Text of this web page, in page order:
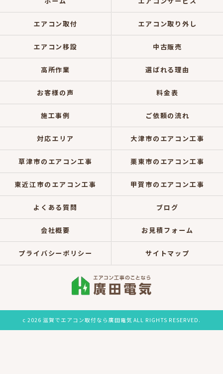
エアコン取付 エアコン取り外し
エアコン移設 中古販売
高所作業 選ばれる理由
お客様の声 料金表
施工事例 ご依頼の流れ
対応エリア 大津市のエアコン工事
草津市のエアコン工事 栗東市のエアコン工事
東近江市のエアコン工事 甲賀市のエアコン工事
よくある質問 ブログ
会社概要 お見積フォーム
プライバシーポリシー サイトマップ
c 2026 滋賀でエアコン取付なら廣田電気 ALL RIGHTS RESERVED.